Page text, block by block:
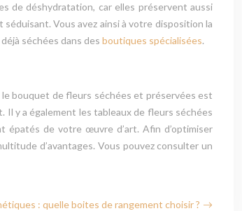
de déshydratation, car elles préservent aussi
Vous avez ainsi à votre disposition la
séchées dans des boutiques spécialisées.
bouquet de fleurs séchées et préservées est
Il y a également les tableaux de fleurs séchées
épatés de votre œuvre d’art. Afin d’optimiser
d’avantages. Vous pouvez consulter un
: quelle boites de rangement choisir ?